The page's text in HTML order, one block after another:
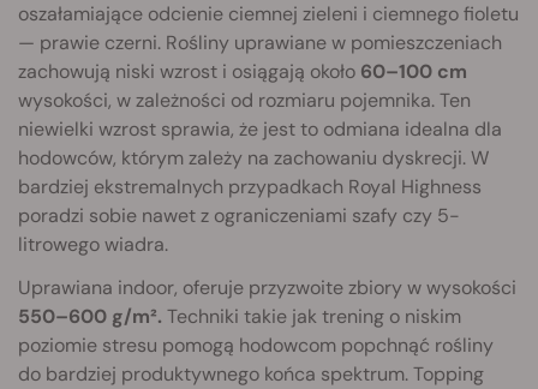
oszałamiające odcienie ciemnej zieleni i ciemnego fioletu
— prawie czerni. Rośliny uprawiane w pomieszczeniach
zachowują niski wzrost i osiągają około 60–100 cm
wysokości, w zależności od rozmiaru pojemnika. Ten
niewielki wzrost sprawia, że jest to odmiana idealna dla
hodowców, którym zależy na zachowaniu dyskrecji. W
bardziej ekstremalnych przypadkach Royal Highness
poradzi sobie nawet z ograniczeniami szafy czy 5-
litrowego wiadra.
Uprawiana indoor, oferuje przyzwoite zbiory w wysokości
550–600 g/m². Techniki takie jak trening o niskim
poziomie stresu pomogą hodowcom popchnąć rośliny
do bardziej produktywnego końca spektrum. Topping